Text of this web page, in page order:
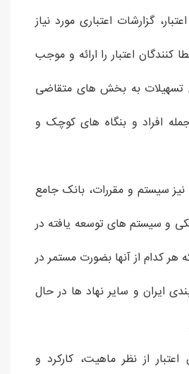
گزارشات اعتباری مورد نیاز
کنندگان اعتبار را ارائه و موجب
تسهیلات به بخش های متقاضی
افراد و بنگاه های کوچک و
نیز سیستم و مقررات، بانک جامع
و سیستم های توسعه یافته در
هر کدام از آنها بضورت مستمر در
ایران و سایر نهاد ها در حال
از نظر ماهیت، کارکرد و